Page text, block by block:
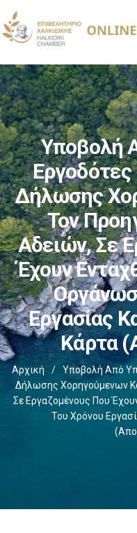
Υποβολή
Εργοδότες
Δήλωσης
Τον
Αδειών, Σε
Έχουν
Εργασίας
Κάρτα
Αρχική /
Υποβολή Από
Δήλωσης Χορηγούμενων
Σε Εργαζομένους Που
Του Χρόνου